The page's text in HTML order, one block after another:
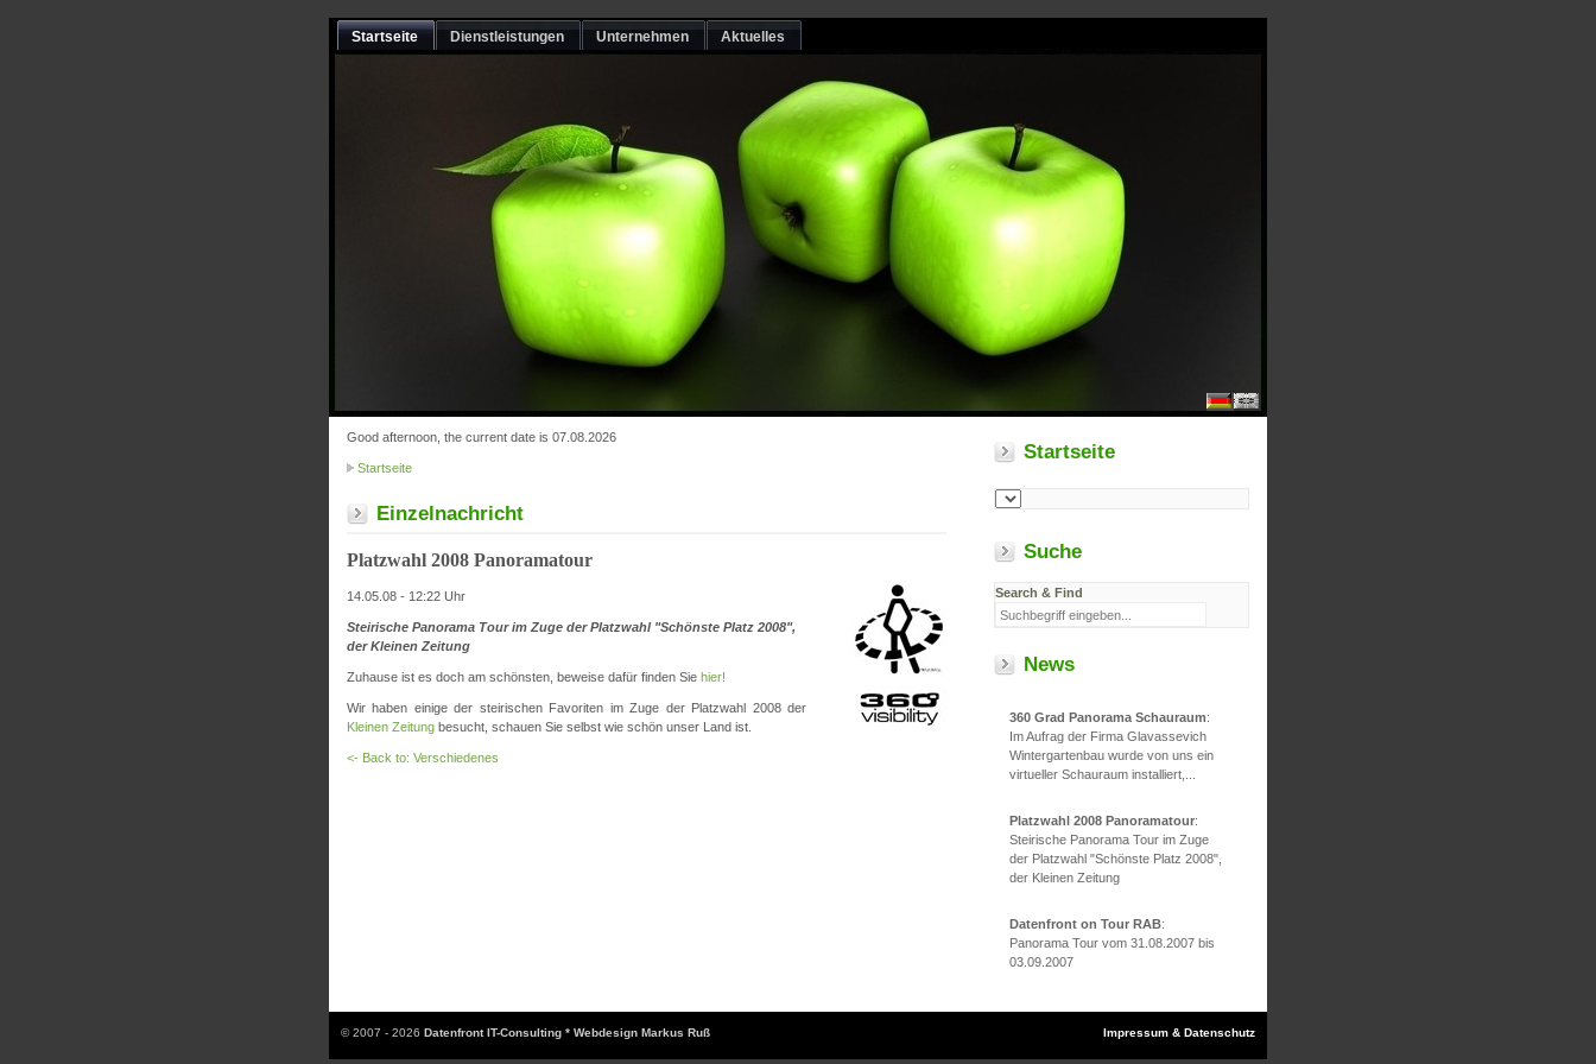
Startseite Dienstleistungen Unternehmen Aktuelles
Good afternoon, the current date is 07.08.2026
Startseite
Einzelnachricht
Platzwahl 2008 Panoramatour
14.05.08 - 12:22 Uhr
Steirische Panorama Tour im Zuge der Platzwahl "Schönste Platz 2008",
der Kleinen Zeitung
Zuhause ist es doch am schönsten, beweise dafür finden Sie hier!
Wir haben einige der steirischen Favoriten im Zuge der Platzwahl 2008 der
Kleinen Zeitung besucht, schauen Sie selbst wie schön unser Land ist.
<- Back to: Verschiedenes
Startseite
Suche
Search & Find
News
360 Grad Panorama Schauraum:
Im Aufrag der Firma Glavassevich
Wintergartenbau wurde von uns ein
virtueller Schauraum installiert,...
Platzwahl 2008 Panoramatour:
Steirische Panorama Tour im Zuge
der Platzwahl "Schönste Platz 2008",
der Kleinen Zeitung
Datenfront on Tour RAB:
Panorama Tour vom 31.08.2007 bis
03.09.2007
© 2007 - 2026 Datenfront IT-Consulting * Webdesign Markus Ruß Impressum & Datenschutz